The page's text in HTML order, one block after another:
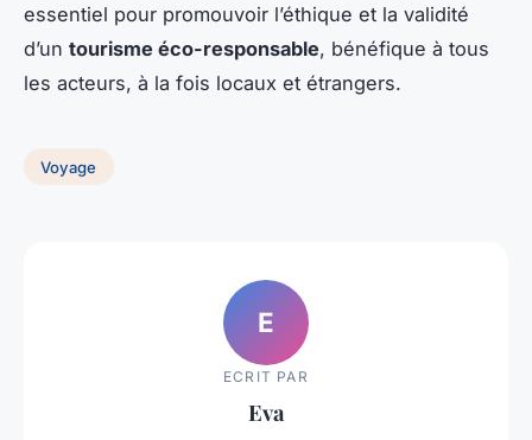
essentiel pour promouvoir l’éthique et la validité
d’un tourisme éco-responsable, bénéfique à tous
les acteurs, à la fois locaux et étrangers.
Voyage
E
ECRIT PAR
Eva